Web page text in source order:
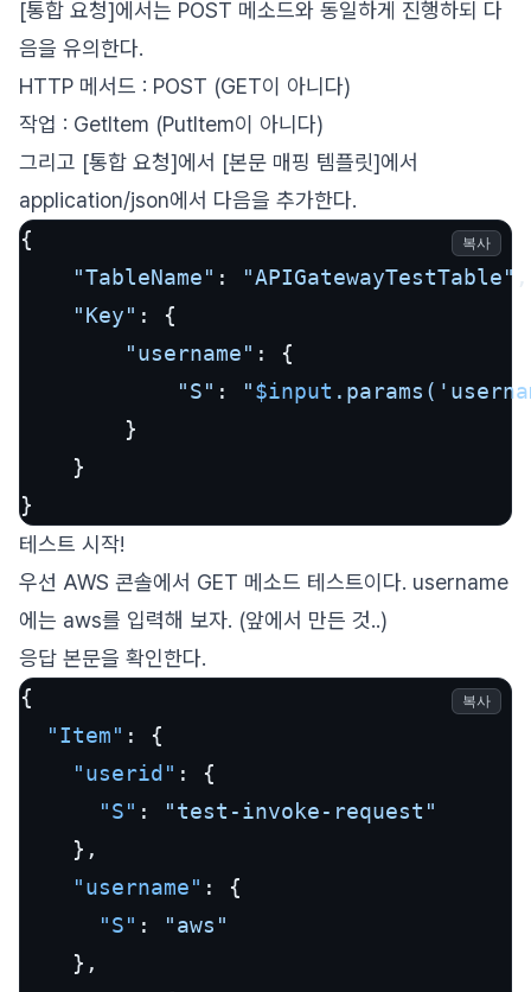
[통합 요청]에서는 POST 메소드와 동일하게 진행하되 다
음을 유의한다.
HTTP 메서드 : POST (GET이 아니다)
작업 : GetItem (PutItem이 아니다)
그리고 [통합 요청]에서 [본문 매핑 템플릿]에서
application/json에서 다음을 추가한다.
{
"TableName" : "APIGatewayTestTable" ,
"Key" : {
"username" : {
"S" : "$input
        }
    }
}
복사
테스트 시작!
우선 AWS 콘솔에서 GET 메소드 테스트이다. username
에는 aws를 입력해 보자. (앞에서 만든 것..)
응답 본문을 확인한다.
{
"Item" :
{
"userid" :
{
"S" :
"test-invoke-request"
} ,
"username" :
{
"S" :
"aws"
} ,
복사